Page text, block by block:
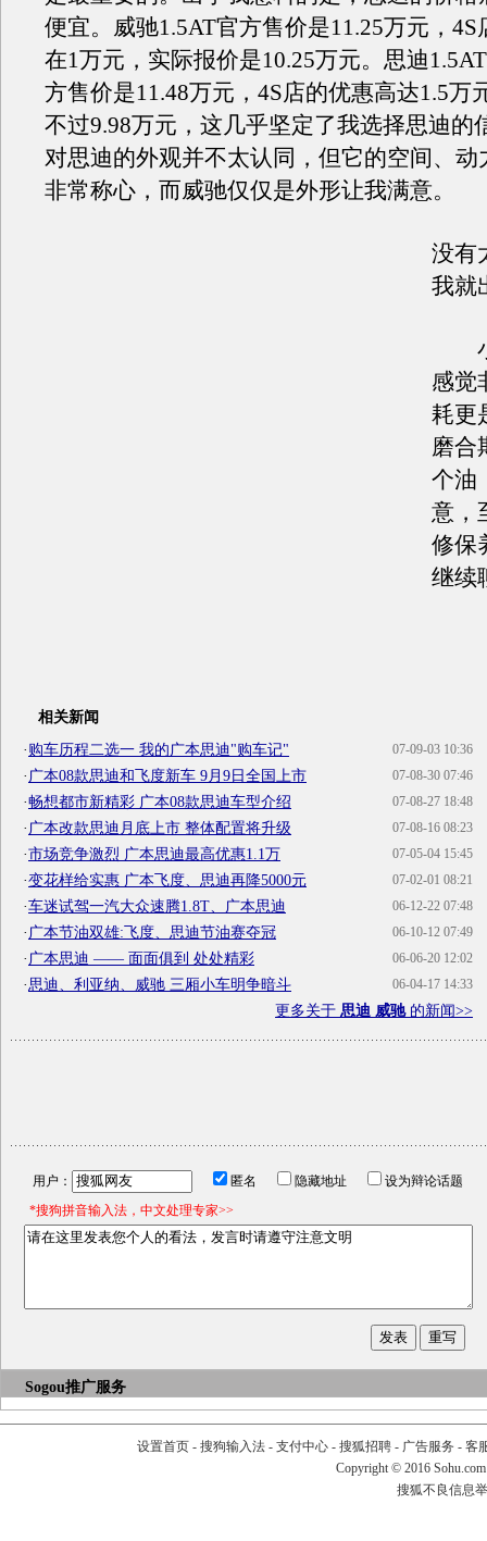
便宜。威驰1.5AT官方售价是11.25万元，
在1万元，实际报价是10.25万元。思迪
方售价是11.48万元，4S店的优惠高达1.5万
不过9.98万元，这几乎坚定了我选择思迪的
对思迪的外观并不太认同，但它的空间、动
非常称心，而威驰仅仅是外形让我满意。
没有
我就
小
感觉
耗更
磨合
个油
意，
修保
继续
相关新闻
07-09-03 10:36
·购车历程二选一 我的广本思迪"购车记"
07-08-30 07:46
· 广本08款思迪和飞度新车 9月9日全国上市
07-08-27 18:48
·畅想都市新精彩 广本08款思迪车型介绍
07-08-16 08:23
· 广本改款思迪月底上市 整体配置将升级
07-05-04 15:45
·市场竞争激烈 广本思迪最高优惠1.1万
07-02-01 08:21
·变花样给实惠 广本飞度、思迪再降5000元
06-12-22 07:48
·车迷试驾一汽大众速腾1.8T、广本思迪
06-10-12 07:49
· 广本节油双雄:飞度、思迪节油赛夺冠
06-06-20 12:02
· 广本思迪 —— 面面俱到 处处精彩
06-04-17 14:33
·思迪、利亚纳、威驰 三厢小车明争暗斗
更多关于 思迪 威驰的新闻>>
用户： 匿名 隐藏地址
设为辩论话题
*搜狗拼音输入法，中文处理专家>>
Sogou推广服务
设置首页- 搜狗输入法- 支付中心- 搜狐招聘- 广告服务 - 客
Copyright © 2016
搜狐不良信息